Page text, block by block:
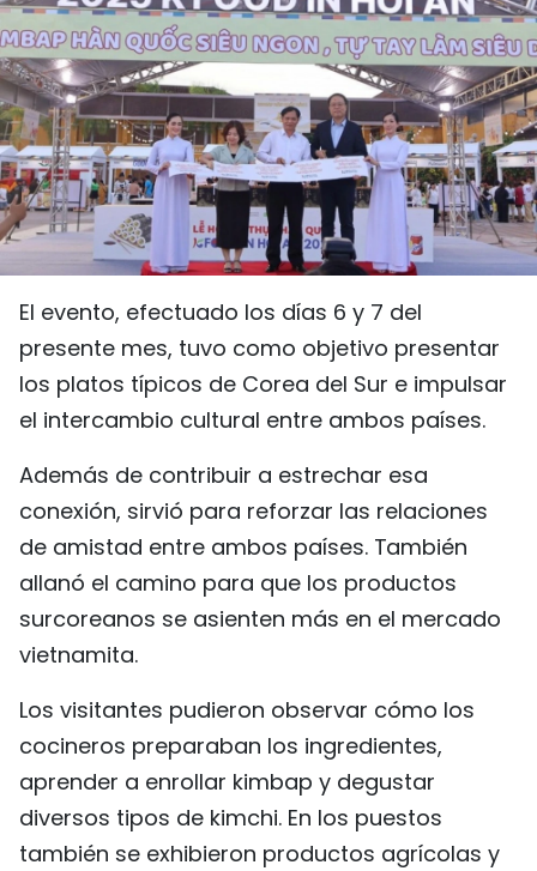
DEPORTES
VIAJES
PUENTE DE AMISTAD
HISTORIAS MULTIMEDIA
FOTOGRAFÍA
¿QUIÉNES SOMOS?
TIẾNG VIỆT
中文
FRANÇAIS
РУССКИЙ
El evento, efectuado los días 6 y 7 del
presente mes, tuvo como objetivo presentar
los platos típicos de Corea del Sur e impulsar
el intercambio cultural entre ambos países.
Además de contribuir a estrechar esa
conexión, sirvió para reforzar las relaciones
de amistad entre ambos países. También
allanó el camino para que los productos
surcoreanos se asienten más en el mercado
vietnamita.
Los visitantes pudieron observar cómo los
cocineros preparaban los ingredientes,
aprender a enrollar kimbap y degustar
diversos tipos de kimchi. En los puestos
también se exhibieron productos agrícolas y